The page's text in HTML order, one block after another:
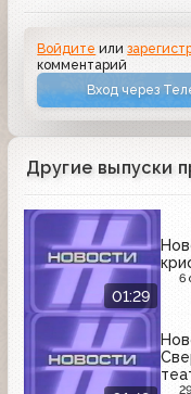
Войдите или
комментарий
Вход через
Другие выпуски
01:29
6